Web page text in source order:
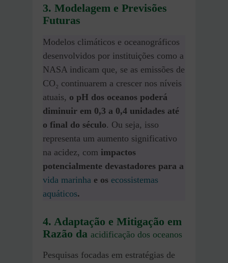
3. Modelagem e Previsões
Futuras
Modelos climáticos e oceanográficos
desenvolvidos por instituições como a
NASA indicam que, se as emissões de
CO₂ continuarem a crescer nos níveis
atuais, o pH dos oceanos poderá
diminuir em 0,3 a 0,4 unidades até
o final do século. Ou seja, isso
representa um aumento significativo
na acidez, com impactos
potencialmente devastadores para a
vida marinha e os ecossistemas
aquáticos​.
4. Adaptação e Mitigação em
Razão da acidificação dos oceanos
Pesquisas focadas em estratégias de